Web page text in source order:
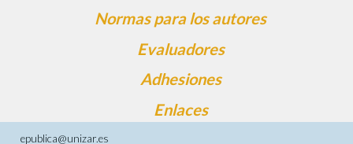
Normas para los autores
Evaluadores
Adhesiones
Enlaces
epublica@unizar.es